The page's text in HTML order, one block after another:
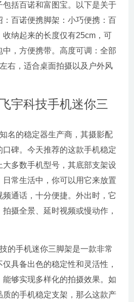
括百诺和富图宝。以下是关于
百诺便携脚架：小巧便携：百
纳起来的长度仅有25cm，可
中，方便携带。高度可调：全部
右，适合桌面拍摄以及户外风
宇科技手机迷你三
名的稳定器生产商，其摄影配
碑。今天推荐的这款手机稳定
多数手机型号，其底部支架设
常生活中，你可以用它来放置
通话，十分便捷。外出时，它
摄全景、延时视频或慢动作，
的手机迷你三脚架是一款非常
具备出色的稳定性和灵活性，
够实现多样化的拍摄效果。如
的手机稳定支架，那么这款产